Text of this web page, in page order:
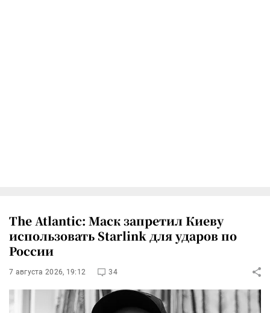
The Atlantic: Маск запретил Киеву
использовать Starlink для ударов по
России
7 августа 2026, 19:12 34